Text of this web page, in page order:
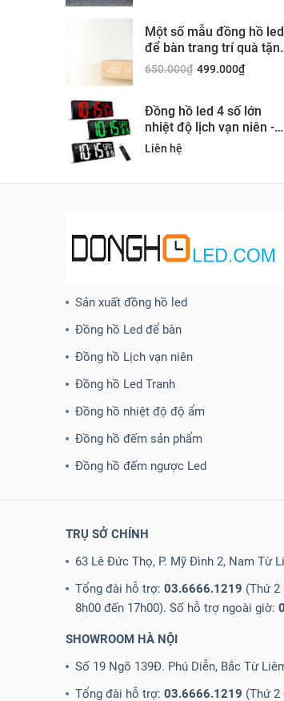
Một số mẫu đồng hồ led
để bàn trang trí quà
đẹp
650.000₫ 499.000₫
Đồng hồ led 4 số lớn
nhiệt độ lịch vạn niên -
SH0075U
Liên hệ
Sản xuất đồng hồ led
Đồng hồ Led để bàn
Đồng hồ Lịch vạn niên
Đồng hồ Led Tranh
Đồng hồ nhiệt độ độ ẩm
Đồng hồ đếm sản phẩm
Đồng hồ đếm ngược Led
TRỤ SỞ CHÍNH
63 Lê Đức Thọ, P. Mỹ Đình 2, Nam Từ
Tổng đài hỗ trợ: 03.6666.1219 (Thứ 2
8h00 đến 17h00). Số hỗ trợ ngoài giờ:
SHOWROOM HÀ NỘI
Số 19 Ngõ 139Đ. Phú Diễn, Bắc Từ
Tổng đài hỗ trợ: 03.6666.1219 (Thứ 2